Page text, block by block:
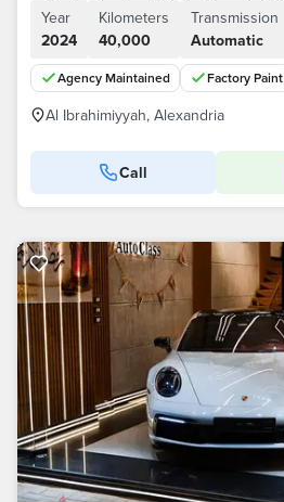
Year
2024
Kilometers
40,000
Transmission
Automatic
Agency Maintained Factory Paint
Al Ibrahimiyyah, Alexandria
Call